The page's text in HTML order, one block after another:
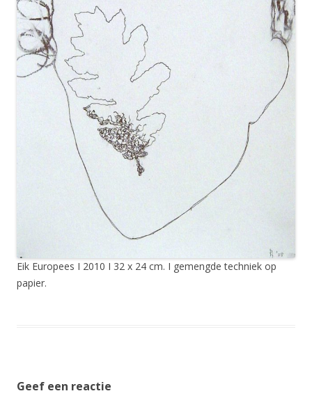
Eik Europees I 2010 I 32 x 24 cm. I gemengde techniek op
papier.
Geef een reactie